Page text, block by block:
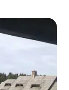
gosti”